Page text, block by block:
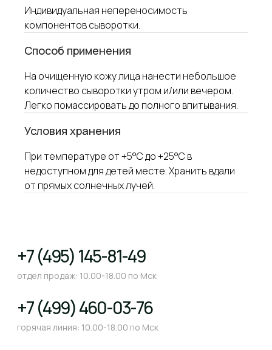
Индивидуальная непереносимость
компонентов сыворотки.
Cпособ применения
На очищенную кожу лица нанести небольшое
количество сыворотки утром и/или вечером.
Легко помассировать до полного впитывания.
Условия хранения
При температуре от +5°С до +25°С в
недоступном для детей месте. Хранить вдали
от прямых солнечных лучей.
Навигация по сайту
ДИСТРИБЬЮТОРЫ
ПРОФЕССИОНАЛАМ
ПРОИЗВОДСТВО
ОБУЧЕНИЕ
О НАС
РЕКВИЗИТЫ
ДОСТАВКА И ОПЛАТА
Согласие на обработку персональных данных
Пользовательское соглашение
Политика обработки персональных данных